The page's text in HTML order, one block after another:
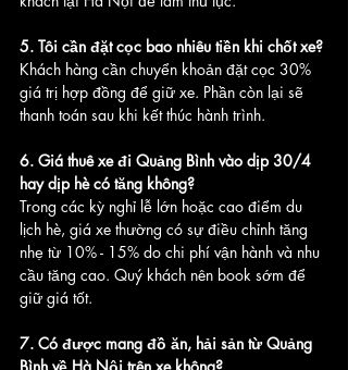
5. Tôi cần đặt cọc bao nhiêu tiền khi chốt xe?
Khách hàng cần chuyển khoản đặt cọc 30%
giá trị hợp đồng để giữ xe. Phần còn lại sẽ
thanh toán sau khi kết thúc hành trình.
6. Giá thuê xe đi Quảng Bình vào dịp 30/4
hay dịp hè có tăng không?
Trong các kỳ nghỉ lễ lớn hoặc cao điểm du
lịch hè, giá xe thường có sự điều chỉnh tăng
nhẹ từ 10% - 15% do chi phí vận hành và nhu
cầu tăng cao. Quý khách nên book sớm để
giữ giá tốt.
7. Có được mang đồ ăn, hải sản từ Quảng